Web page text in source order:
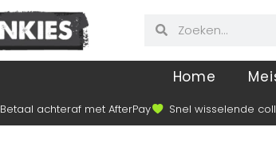
Home
Betaal achteraf met AfterPay Snel wisselende